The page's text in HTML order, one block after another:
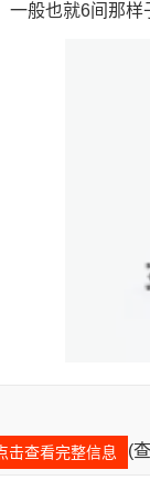
一般也就6间那
击查看完整信息 (